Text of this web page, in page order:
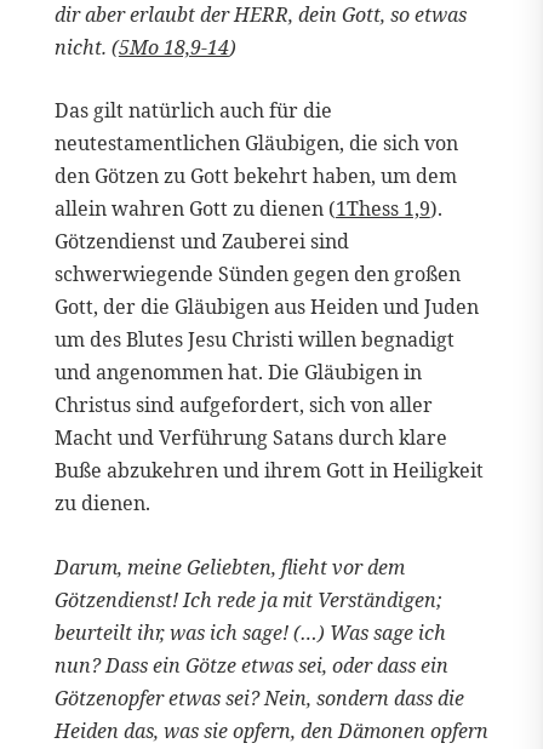
dir aber erlaubt der HERR, dein Gott, so etwas
nicht. (5Mo 18,9-14)
Das gilt natürlich auch für die
neutestamentlichen Gläubigen, die sich von
den Götzen zu Gott bekehrt haben, um dem
allein wahren Gott zu dienen (1Thess 1,9).
Götzendienst und Zauberei sind
schwerwiegende Sünden gegen den großen
Gott, der die Gläubigen aus Heiden und Juden
um des Blutes Jesu Christi willen begnadigt
und angenommen hat. Die Gläubigen in
Christus sind aufgefordert, sich von aller
Macht und Verführung Satans durch klare
Buße abzukehren und ihrem Gott in Heiligkeit
zu dienen.
Darum, meine Geliebten, flieht vor dem
Götzendienst! Ich rede ja mit Verständigen;
beurteilt ihr, was ich sage! (…) Was sage ich
nun? Dass ein Götze etwas sei, oder dass ein
Götzenopfer etwas sei? Nein, sondern dass die
Heiden das, was sie opfern, den Dämonen opfern